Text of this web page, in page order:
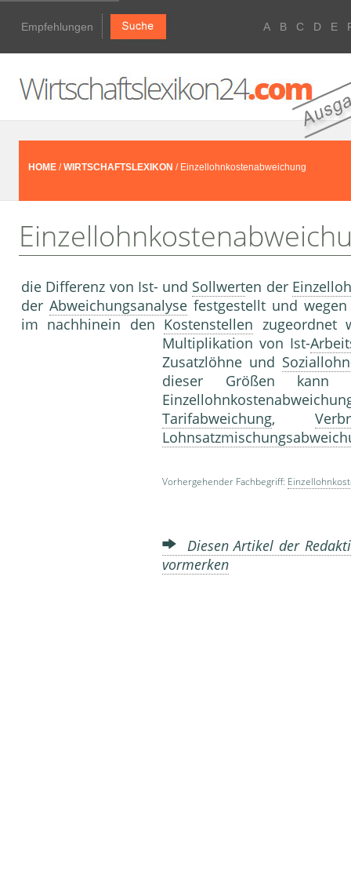
Empfehlungen A B C D E
HOME /WIRTSCHAFTSLEXIKON / Einzellohnkostenabweichung
die Differenz von Ist- und Sollwerten der
der Abweichungsanalysefestgestellt und
im nachhinein den Kostenstellen
Multiplikation von Ist-
Zusatzlöhne und Soziallohn
dieser Größen kann
Tarifabweichung,
Vorhergehender Fachbegriff:
Diesen Artikel der
vormerken